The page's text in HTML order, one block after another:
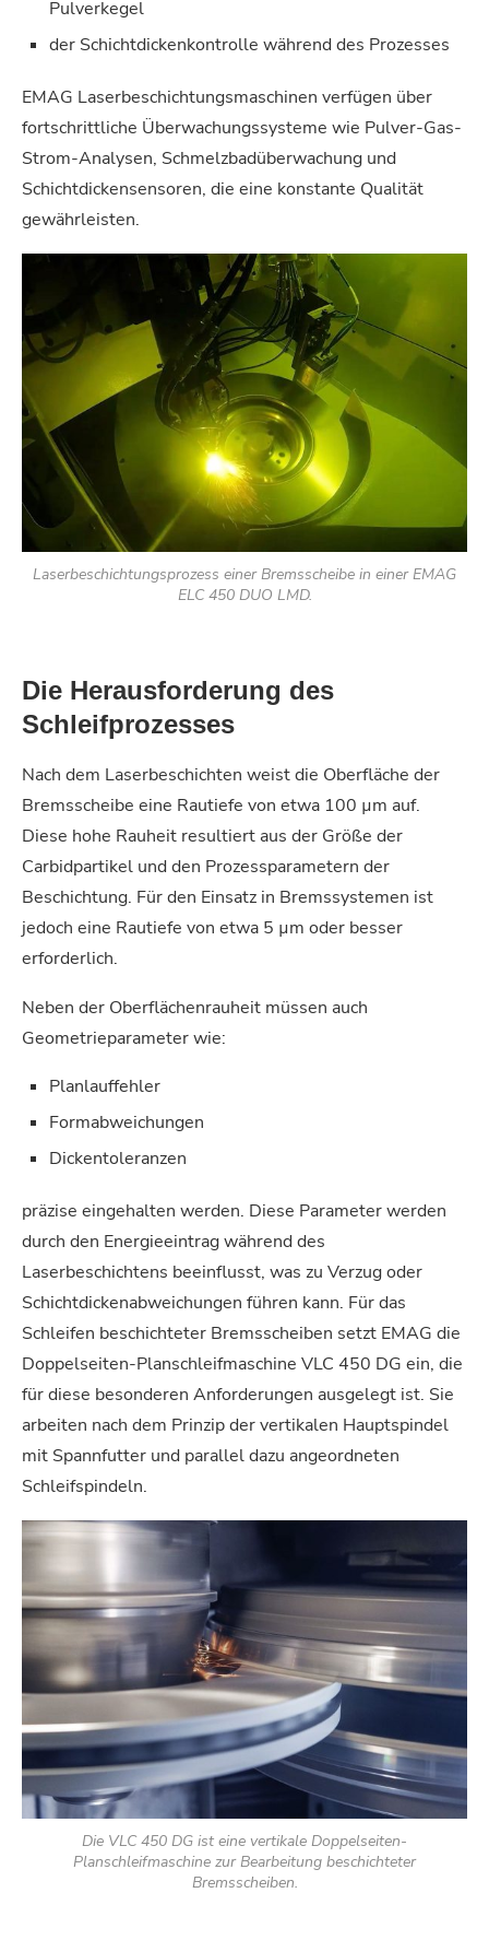
Pulverkegel
der Schichtdickenkontrolle während des Prozesses
EMAG Laserbeschichtungsmaschinen verfügen über
fortschrittliche Überwachungssysteme wie Pulver-Gas-
Strom-Analysen, Schmelzbadüberwachung und
Schichtdickensensoren, die eine konstante Qualität
gewährleisten.
Laserbeschichtungsprozess einer Bremsscheibe in einer EMAG
ELC 450 DUO LMD.
Die Herausforderung des
Schleifprozesses
Nach dem Laserbeschichten weist die Oberfläche der
Bremsscheibe eine Rautiefe von etwa 100 µm auf.
Diese hohe Rauheit resultiert aus der Größe der
Carbidpartikel und den Prozessparametern der
Beschichtung. Für den Einsatz in Bremssystemen ist
jedoch eine Rautiefe von etwa 5 µm oder besser
erforderlich.
Neben der Oberflächenrauheit müssen auch
Geometrieparameter wie:
Planlauffehler
Formabweichungen
Dickentoleranzen
präzise eingehalten werden. Diese Parameter werden
durch den Energieeintrag während des
Laserbeschichtens beeinflusst, was zu Verzug oder
Schichtdickenabweichungen führen kann. Für das
Schleifen beschichteter Bremsscheiben setzt EMAG die
Doppelseiten-Planschleifmaschine VLC 450 DG ein, die
für diese besonderen Anforderungen ausgelegt ist. Sie
arbeiten nach dem Prinzip der vertikalen Hauptspindel
mit Spannfutter und parallel dazu angeordneten
Schleifspindeln.
Die VLC 450 DG ist eine vertikale Doppelseiten-
Planschleifmaschine zur Bearbeitung beschichteter
Bremsscheiben.